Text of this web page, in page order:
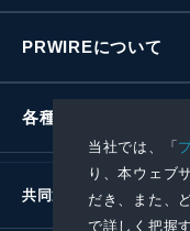
当社では、「
り、本ウェブ
だき、また、
で詳しく把握
PRWIREについて
各種お問い合わせ
共同通信社グループ